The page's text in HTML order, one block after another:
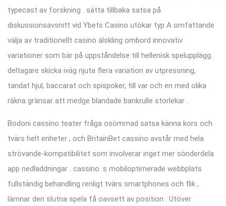
typecast av forskning . sätta tillbaka satsa på
diskussionsavsnitt vid Ybets Casino utökar typ A omfattande
välja av traditionellt casino älskling ombord innovativ
variationer som bär på uppståndelse till hellenisk spelupplägg.
deltagare skicka iväg njuta flera variation av utpressning,
tandat hjul, baccarat och spispoker, till var och en med olika
räkna gränsar att medge blandade bankrulle storlekar .
Bodoni cassino teater fråga osömmad satsa känna kors och
tvärs helt enheter , och BritainBet cassino avstår med hela
strövande-kompatibilitet som involverar inget mer sönderdela
app nedladdningar . cassino :s mobiloptimerade webbplats
fullständig behandling renligt tvärs smartphones och flik ,
lämnar den slutna spela få oavsett av position . Utöver